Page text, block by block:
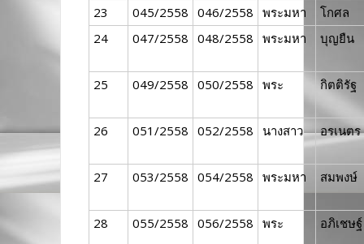
23 045/2558 046/2558 พระมหา
โกศล
24
047/2558 048/2558 พระมหา บุญยืน
25 049/2558 050/2558 พระ กิตติรัฐ
26 051/2558 052/2558 นางสาว อรเนตร
27 053/2558 054/2558 พระมหา สมพงษ์
28 055/2558 056/2558 พระ อภิเชษฐ์